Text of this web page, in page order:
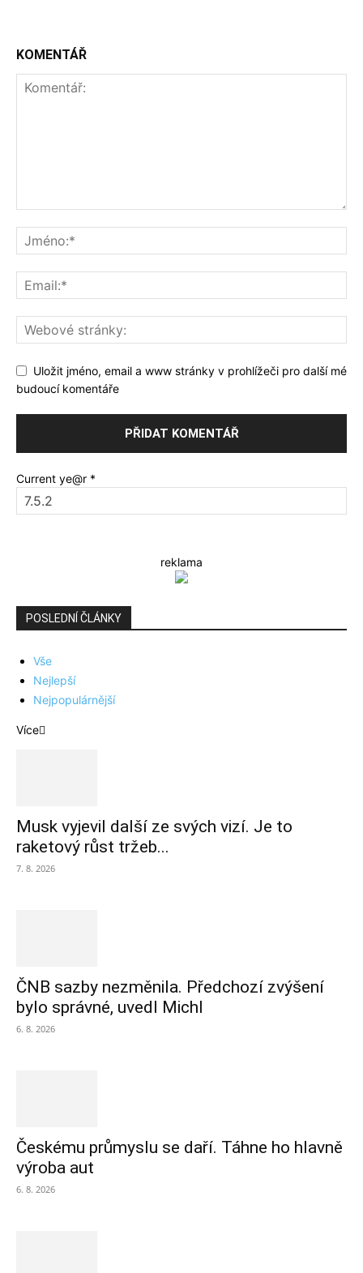
KOMENTÁŘ
Uložit jméno, email a www stránky v prohlížeči pro další mé
budoucí komentáře
Current ye@r *
reklama
POSLEDNÍ ČLÁNKY
Vše
Nejlepší
Nejpopulárnější
Více
Musk vyjevil další ze svých vizí. Je to
raketový růst tržeb...
7. 8. 2026
ČNB sazby nezměnila. Předchozí zvýšení
bylo správné, uvedl Michl
6. 8. 2026
Českému průmyslu se daří. Táhne ho hlavně
výroba aut
6. 8. 2026